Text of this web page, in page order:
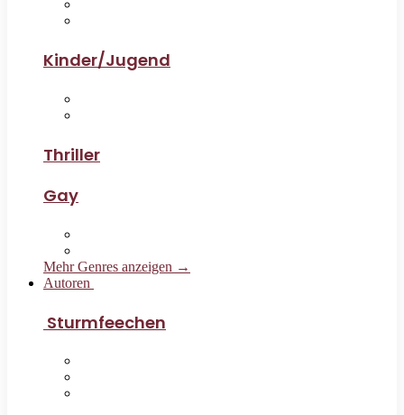
Kinder/Jugend
Thriller
Gay
Mehr Genres anzeigen →
Autoren
Sturmfeechen